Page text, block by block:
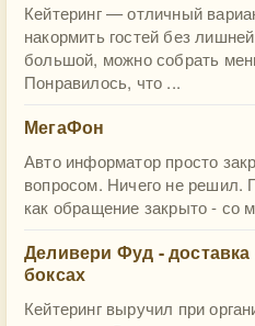
Кейтеринг — отличный
накормить гостей без
большой, можно собрать
Понравилось, что ...
МегаФон
Авто информатор просто
вопросом. Ничего не решил.
как обращение закрыто - со
Деливери Фуд -
боксах
Кейтеринг выручил при